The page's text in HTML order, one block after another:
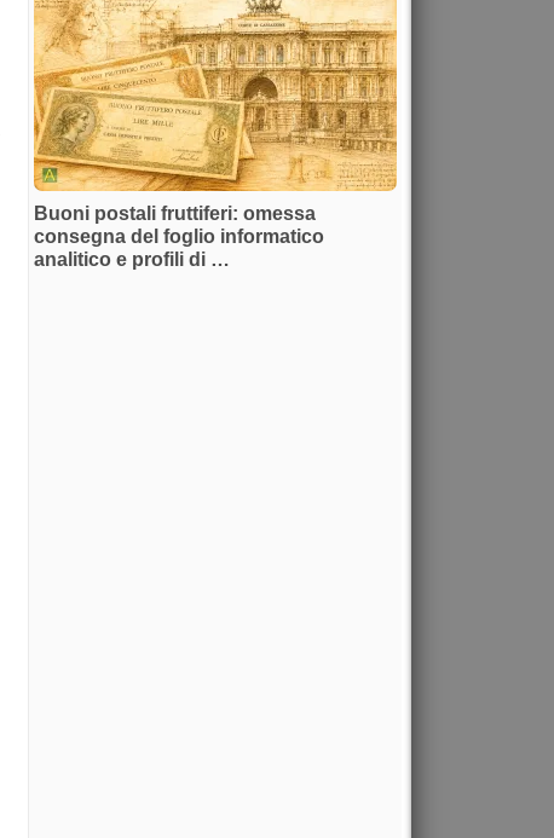
Buoni postali fruttiferi: omessa
consegna del foglio informatico
analitico e profili di …